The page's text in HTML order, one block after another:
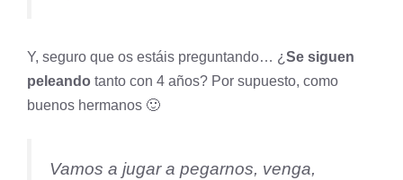
Y, seguro que os estáis preguntando… ¿ Se siguen
peleando tanto con 4 años? Por supuesto, como
buenos hermanos 🙂
Vamos a jugar a pegarnos, venga,